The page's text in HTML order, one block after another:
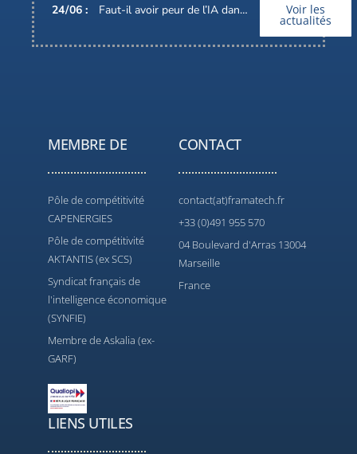
24/06 : Faut-il avoir peur de l’IA dans nos métiers ? Voir les
actualités
MEMBRE DE
Pôle de compétitivité
CAPENERGIES
Pôle de compétitivité
AKTANTIS (ex SCS)
Syndicat français de
l'intelligence économique
(SYNFIE)
Membre de Askalia (ex-
GARF)
CONTACT
contact(at)framatech.fr
+33 (0)491 955 570
04 Boulevard d'Arras 13004
Marseille
France
LIENS UTILES